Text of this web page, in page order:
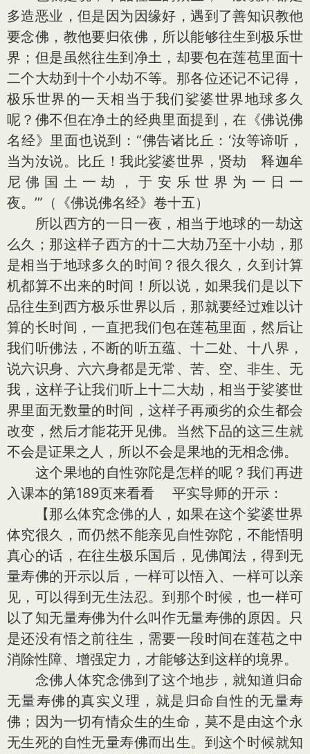
多造恶业，但是因为因缘好，遇到了善知识教他
要念佛，教他要归依佛，所以能够往生到极乐世
界；但是虽然往生到净土，却要包在莲苞里面十
二个大劫到十个小劫不等。那各位还记不记得，
极乐世界的一天相当于我们娑婆世界地球多久
呢？佛不但在净土的经典里面提到，在《佛说佛
名经》里面也说到：“佛告诸比丘：‘汝等谛听，
当为汝说。比丘！我此娑婆世界，贤劫 释迦牟
尼佛国土一劫，于安乐世界为一日一
夜。’”（《佛说佛名经》卷十五）
所以西方的一日一夜，相当于地球的一劫这
么久；那这样子西方的十二大劫乃至十小劫，那
是相当于地球多久的时间？很久很久，久到计算
机都算不出来的时间！所以说，如果我们是以下
品往生到西方极乐世界以后，那就要经过难以计
算的长时间，一直把我们包在莲苞里面，然后让
我们听佛法，不断的听五蕴、十二处、十八界，
说六识身、六六身都是无常、苦、空、非生、无
我，这样子让我们听上十二大劫，相当于娑婆世
界里面无数量的时间，这样子再顽劣的众生都会
改变，然后才能花开见佛。当然下品的这三生就
不会是证果之人，所以不会是果地的无相念佛。
这个果地的自性弥陀是怎样的呢？我们再进
入课本的第189页来看看 平实导师的开示：
【那么体究念佛的人，如果在这个娑婆世界
体究很久，而仍然不能亲见自性弥陀，不能悟明
真心的话，在往生极乐国后，见佛闻法，得到无
量寿佛的开示以后，一样可以悟入、一样可以亲
见，可以得到无生法忍。到那个时候，也一样可
以了知无量寿佛为什么叫作无量寿佛的原因。只
是还没有悟之前往生，需要一段时间在莲苞之中
消除性障、增强定力，才能够达到这样的境界。
念佛人体究念佛到了这个地步，就知道归命
无量寿佛的真实义理，就是归命自性的无量寿
佛；因为一切有情众生的生命，莫不是由这个永
无生死的自性无量寿佛而出生。到这个时候就知